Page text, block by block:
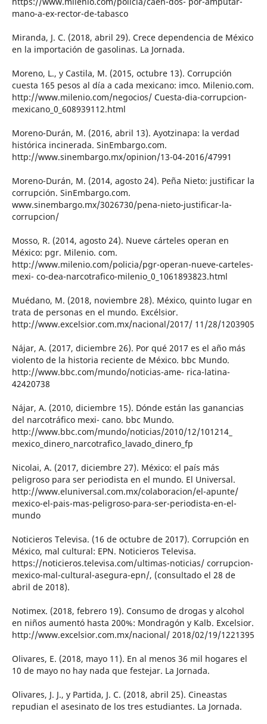
mano-a-ex-rector-de-tabasco
Miranda, J. C. (2018, abril 29). Crece dependencia de México
en la importación de gasolinas. La Jornada.
Moreno, L., y Castila, M. (2015, octubre 13). Corrupción
cuesta 165 pesos al día a cada mexicano: imco. Milenio.com.
http://www.milenio.com/negocios/ Cuesta-dia-corrupcion-
mexicano_0_608939112.html
Moreno-Durán, M. (2016, abril 13). Ayotzinapa: la verdad
histórica incinerada. SinEmbargo.com.
http://www.sinembargo.mx/opinion/13-04-2016/47991
Moreno-Durán, M. (2014, agosto 24). Peña Nieto: justificar la
corrupción. SinEmbargo.com.
www.sinembargo.mx/3026730/pena-nieto-justificar-la-
corrupcion/
Mosso, R. (2014, agosto 24). Nueve cárteles operan en
México: pgr. Milenio. com.
http://www.milenio.com/policia/pgr-operan-nueve-carteles-
mexi- co-dea-narcotrafico-milenio_0_1061893823.html
Muédano, M. (2018, noviembre 28). México, quinto lugar en
trata de personas en el mundo. Excélsior.
http://www.excelsior.com.mx/nacional/2017/ 11/28/1203905
Nájar, A. (2017, diciembre 26). Por qué 2017 es el año más
violento de la historia reciente de México. bbc Mundo.
http://www.bbc.com/mundo/noticias-ame- rica-latina-
42420738
Nájar, A. (2010, diciembre 15). Dónde están las ganancias
del narcotráfico mexi- cano. bbc Mundo.
http://www.bbc.com/mundo/noticias/2010/12/101214_
mexico_dinero_narcotrafico_lavado_dinero_fp
Nicolai, A. (2017, diciembre 27). México: el país más
peligroso para ser periodista en el mundo. El Universal.
http://www.eluniversal.com.mx/colaboracion/el-apunte/
mexico-el-pais-mas-peligroso-para-ser-periodista-en-el-
mundo
Noticieros Televisa. (16 de octubre de 2017). Corrupción en
México, mal cultural: EPN. Noticieros Televisa.
https://noticieros.televisa.com/ultimas-noticias/ corrupcion-
mexico-mal-cultural-asegura-epn/, (consultado el 28 de
abril de 2018).
Notimex. (2018, febrero 19). Consumo de drogas y alcohol
en niños aumentó hasta 200%: Mondragón y Kalb. Excelsior.
http://www.excelsior.com.mx/nacional/ 2018/02/19/1221395
Olivares, E. (2018, mayo 11). En al menos 36 mil hogares el
10 de mayo no hay nada que festejar. La Jornada.
Olivares, J. J., y Partida, J. C. (2018, abril 25). Cineastas
repudian el asesinato de los tres estudiantes. La Jornada.